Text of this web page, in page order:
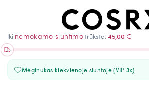
Iki nemokamo siuntimotrūksta:45,00 €
Mėginukas kiekvienoje siuntoje (VIP 3x)